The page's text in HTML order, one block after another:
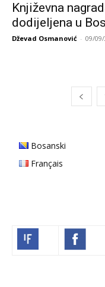
Književna
dodijeljena u
Dževad Osmanović - 09/
Bosanski
Français